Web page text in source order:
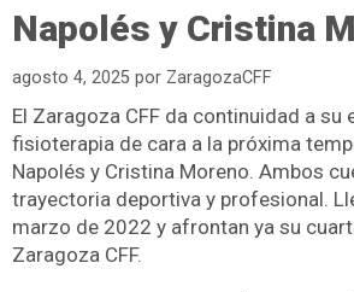
Napolés y Cristina
agosto 4, 2025 por ZaragozaCFF
El Zaragoza CFF da continuidad a su
fisioterapia de cara a la próxima
Napolés y Cristina Moreno. Ambos
trayectoria deportiva y profesional.
marzo de 2022 y afrontan ya su
Zaragoza CFF.